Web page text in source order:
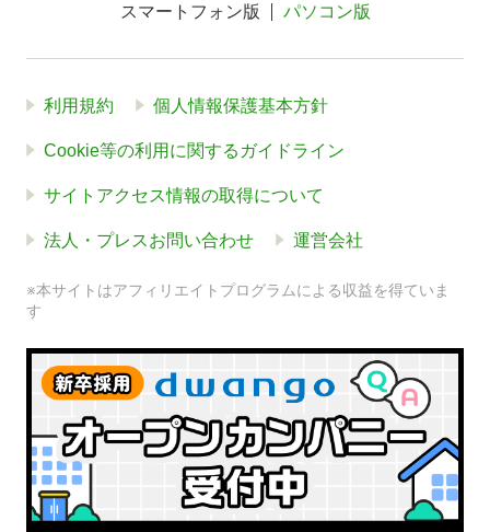
スマートフォン版 パソコン版
利用規約 個人情報保護基本方針
Cookie等の利用に関するガイドライン
サイトアクセス情報の取得について
法人・プレスお問い合わせ 運営会社
※本サイトはアフィリエイトプログラムによる収益を得ていま
す